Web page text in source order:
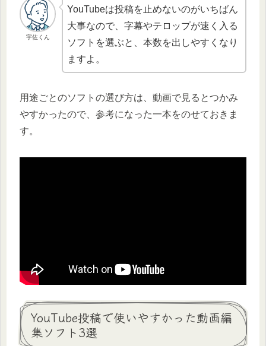
宇佐くん
YouTubeは投稿を止めないのがいちばん
大事なので、字幕やテロップが速く入る
ソフトを選ぶと、本数を出しやすくなり
ますよ。
用途ごとのソフトの選び方は、動画で見るとつかみ
やすかったので、参考になった一本をのせておきま
す。
YouTube投稿で使いやすかった動画編
集ソフト3選